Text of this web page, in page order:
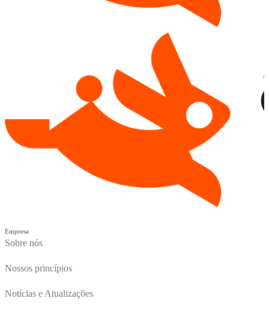
Empresa
Sobre nós
Nossos princípios
Notícias e Atualizações